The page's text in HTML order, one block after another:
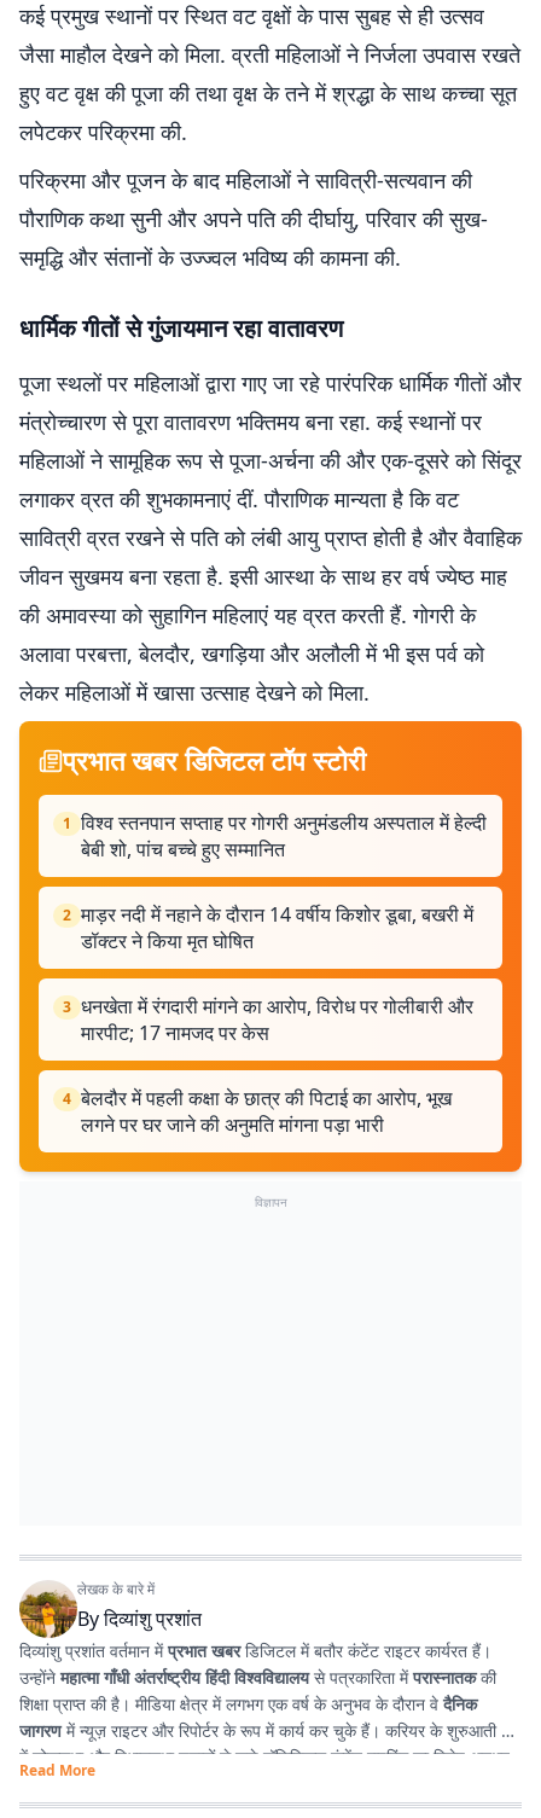
कई प्रमुख स्थानों पर स्थित वट वृक्षों के पास सुबह से ही उत्सव
जैसा माहौल देखने को मिला. व्रती महिलाओं ने निर्जला उपवास रखते
हुए वट वृक्ष की पूजा की तथा वृक्ष के तने में श्रद्धा के साथ कच्चा सूत
लपेटकर परिक्रमा की.
परिक्रमा और पूजन के बाद महिलाओं ने सावित्री-सत्यवान की
पौराणिक कथा सुनी और अपने पति की दीर्घायु, परिवार की सुख-
समृद्धि और संतानों के उज्ज्वल भविष्य की कामना की.
धार्मिक गीतों से गुंजायमान रहा वातावरण
पूजा स्थलों पर महिलाओं द्वारा गाए जा रहे पारंपरिक धार्मिक गीतों और
मंत्रोच्चारण से पूरा वातावरण भक्तिमय बना रहा. कई स्थानों पर
महिलाओं ने सामूहिक रूप से पूजा-अर्चना की और एक-दूसरे को सिंदूर
लगाकर व्रत की शुभकामनाएं दीं. पौराणिक मान्यता है कि वट
सावित्री व्रत रखने से पति को लंबी आयु प्राप्त होती है और वैवाहिक
जीवन सुखमय बना रहता है. इसी आस्था के साथ हर वर्ष ज्येष्ठ माह
की अमावस्या को सुहागिन महिलाएं यह व्रत करती हैं. गोगरी के
अलावा परबत्ता, बेलदौर, खगड़िया और अलौली में भी इस पर्व को
लेकर महिलाओं में खासा उत्साह देखने को मिला.
प्रभात खबर डिजिटल टॉप स्टोरी
1 विश्व स्तनपान सप्ताह पर गोगरी अनुमंडलीय अस्पताल में हेल्दी
बेबी शो, पांच बच्चे हुए सम्मानित
2 माड़र नदी में नहाने के दौरान 14 वर्षीय किशोर डूबा, बखरी में
डॉक्टर ने किया मृत घोषित
3 धनखेता में रंगदारी मांगने का आरोप, विरोध पर गोलीबारी और
मारपीट; 17 नामजद पर केस
4 बेलदौर में पहली कक्षा के छात्र की पिटाई का आरोप, भूख
लगने पर घर जाने की अनुमति मांगना पड़ा भारी
विज्ञापन
लेखक के बारे में
Byदिव्यांशु प्रशांत
दिव्यांशु प्रशांत वर्तमान मेंप्रभात खबरडिजिटल में बतौर कंटेंट राइटर कार्यरत हैं।
उन्होंनेमहात्मा गाँधी अंतर्राष्ट्रीय हिंदी विश्वविद्यालयसे पत्रकारिता मेंपरास्नातककी
शिक्षा प्राप्त की है। मीडिया क्षेत्र में लगभग एक वर्ष के अनुभव के दौरान वेदैनिक
जागरणमें न्यूज़ राइटर और रिपोर्टर के रूप में कार्य कर चुके हैं। करियर के शुरुआती दौर
में लोकसभा और विधानसभा चुनावों से जुड़े पॉलिटिकल कंटेंट राइटिंग का विशेष अनुभव
प्राप्त किया। इसके अतिरिक्त उन्होंने
किया है, जिसके कारण साहित्य, पठन-पाठन, लेखन और कविता-सृजन में उनकी विशेष
Read More